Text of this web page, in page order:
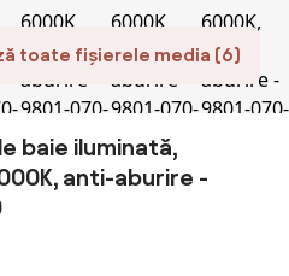
toate fișierele media (6)
baie iluminată,
anti-aburire -